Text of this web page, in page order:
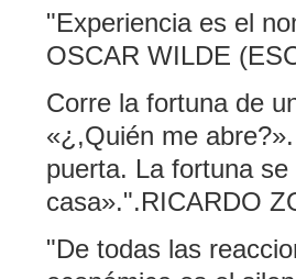
"Experiencia es el
OSCAR WILDE
Corre la fortuna de
«¿,Quién me
puerta. La fortuna
casa».".RICARDO
"De todas las